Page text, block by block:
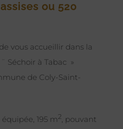
ou 520
vous accueillir dans la
Séchoir à Tabac »
de Coly-Saint-
195 m2, pouvant